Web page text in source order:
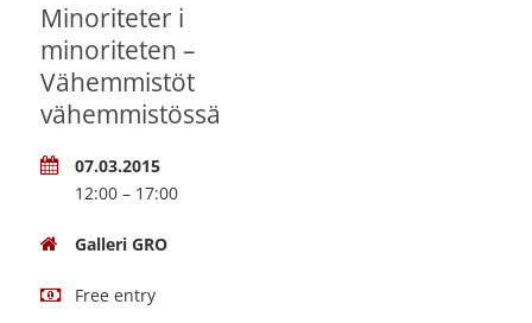
Minoriteter i
minoriteten –
Vähemmistöt
vähemmistössä
07.03.2015
12:00 – 17:00
Galleri GRO
Free entry